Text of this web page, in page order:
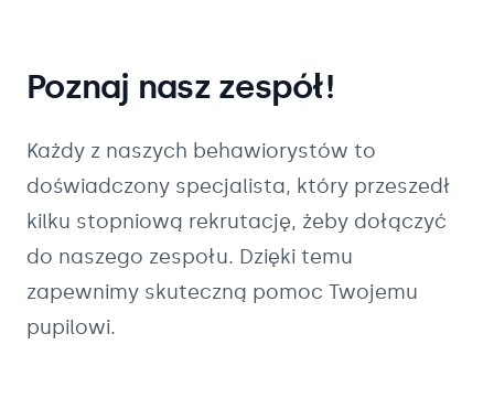
Poznaj nasz zespół!
Każdy z naszych behawiorystów to
doświadczony specjalista, który przeszedł
kilku stopniową rekrutację, żeby dołączyć
do naszego zespołu. Dzięki temu
zapewnimy skuteczną pomoc Twojemu
pupilowi.